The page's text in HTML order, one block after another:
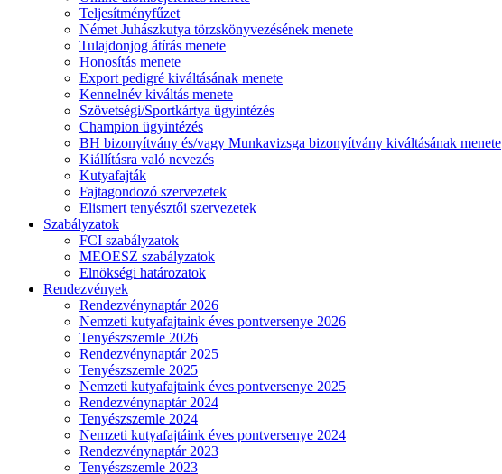
Teljesítményfűzet
Német Juhászkutya törzskönyvezésének menete
Tulajdonjog átírás menete
Honosítás menete
Export pedigré kiváltásának menete
Kennelnév kiváltás menete
Szövetségi/Sportkártya ügyintézés
Champion ügyintézés
BH bizonyítvány és/vagy Munkavizsga bizonyítvány kiváltásának menete
Kiállításra való nevezés
Kutyafajták
Fajtagondozó szervezetek
Elismert tenyésztői szervezetek
Szabályzatok
FCI szabályzatok
MEOESZ szabályzatok
Elnökségi határozatok
Rendezvények
Rendezvénynaptár 2026
Nemzeti kutyafajtaink éves pontversenye 2026
Tenyészszemle 2026
Rendezvénynaptár 2025
Tenyészszemle 2025
Nemzeti kutyafajtaink éves pontversenye 2025
Rendezvénynaptár 2024
Tenyészszemle 2024
Nemzeti kutyafajtáink éves pontversenye 2024
Rendezvénynaptár 2023
Tenyészszemle 2023